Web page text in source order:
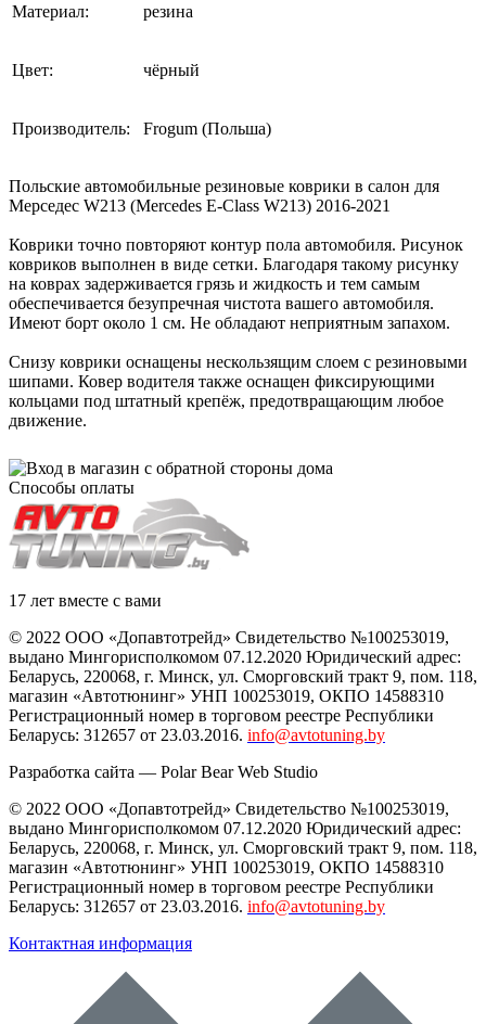
Материал: резина
Цвет: чёрный
Производитель: Frogum (Польша)
Польские автомобильные резиновые коврики в салон для
Мерседес W213 (Mercedes E-Class W213) 2016-2021
Коврики точно повторяют контур пола автомобиля. Рисунок
ковриков выполнен в виде сетки. Благодаря такому рисунку
на коврах задерживается грязь и жидкость и тем самым
обеспечивается безупречная чистота вашего автомобиля.
Имеют борт около 1 см. Не обладают неприятным запахом.
Снизу коврики оснащены нескользящим слоем с резиновыми
шипами. Ковер водителя также оснащен фиксирующими
кольцами под штатный крепёж, предотвращающим любое
движение.
Способы оплаты
17 лет вместе с вами
© 2022 ООО «Допавтотрейд» Свидетельство №100253019,
выдано Мингорисполкомом 07.12.2020 Юридический адрес:
Беларусь, 220068, г. Минск, ул. Сморговский тракт 9, пом. 118,
магазин «Автотюнинг» УНП 100253019, ОКПО 14588310
Регистрационный номер в торговом реестре Республики
Беларусь: 312657 от 23.03.2016. info@avtotuning.by
Разработка сайта — Polar Bear Web Studio
© 2022 ООО «Допавтотрейд» Свидетельство №100253019,
выдано Мингорисполкомом 07.12.2020 Юридический адрес:
Беларусь, 220068, г. Минск, ул. Сморговский тракт 9, пом. 118,
магазин «Автотюнинг» УНП 100253019, ОКПО 14588310
Регистрационный номер в торговом реестре Республики
Беларусь: 312657 от 23.03.2016. info@avtotuning.by
Контактная информация